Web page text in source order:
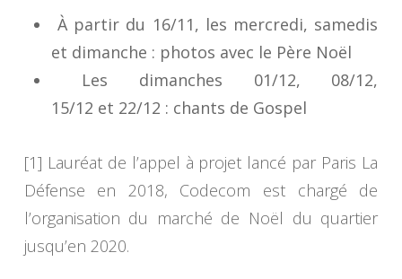
À partir du 16/11, les mercredi, samedis
et dimanche : photos avec le Père Noël
Les dimanches 01/12, 08/12,
15/12 et 22/12 : chants de Gospel
[1] Lauréat de l’appel à projet lancé par Paris La
Défense en 2018, Codecom est chargé de
l’organisation du marché de Noël du quartier
jusqu’en 2020.